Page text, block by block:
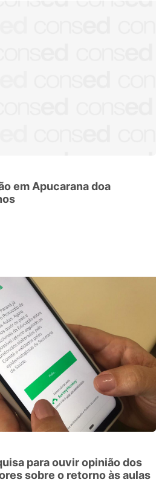
em Apucarana doa
para ouvir opinião dos
sobre o retorno às aulas